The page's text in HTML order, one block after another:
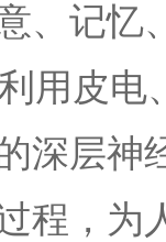
、记忆
用皮
深层神
程，为